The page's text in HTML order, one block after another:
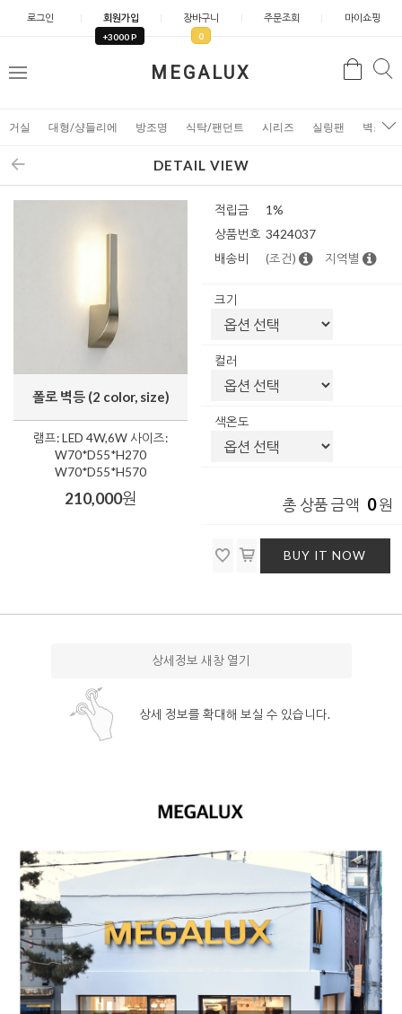
로그인 회원가입
+3000 P
장바구니
0
주문조회 마이쇼핑
MEGALUX
메
검
거실 대형/샹들리에 방조명 식탁/팬던트 시리즈 실링팬 벽조명
DETAIL VIEW
폴로 벽등 (2 color, size)
램프: LED 4W,6W 사이즈:
W70*D55*H270
W70*D55*H570
210,000원
적립금
1%
상품번호 3424037
배송비
(조건) 지역별
크기
컬러
색온도
총 상품 금액 0원
BUY IT NOW
상세정보 새창 열기
상세 정보를 확대해 보실 수 있습니다.